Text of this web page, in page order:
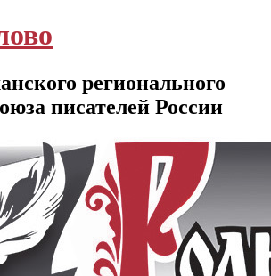
регионального
писателей России